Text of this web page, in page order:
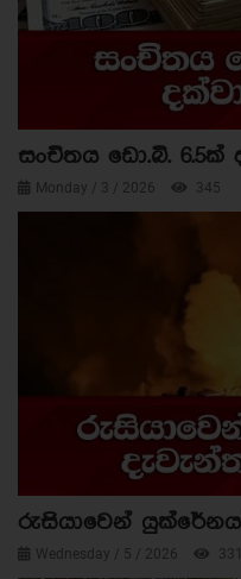
සංචිතය ඩො.බි. 6.5ක්
Monday / 3 / 2026 345
රුසියාවෙන්
Wednesday / 5 / 2026 331